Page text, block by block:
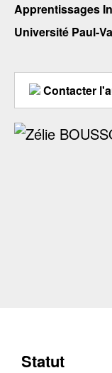
Apprentissages
Université Paul-
Contacter
Statut